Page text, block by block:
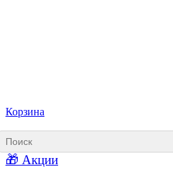
Корзина
🎁 Акции